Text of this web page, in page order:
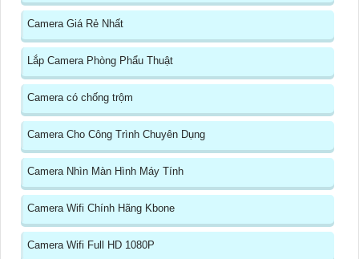
Camera Giá Rẻ Nhất
Lắp Camera Phòng Phẩu Thuật
Camera có chống trộm
Camera Cho Công Trình Chuyên Dụng
Camera Nhìn Màn Hình Máy Tính
Camera Wifi Chính Hãng Kbone
Camera Wifi Full HD 1080P